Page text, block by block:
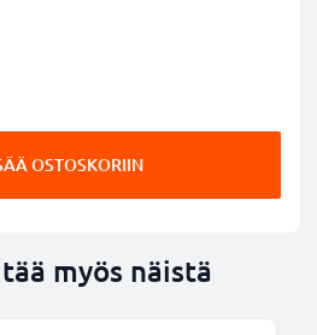
OSTOSKORIIN
myös näistä